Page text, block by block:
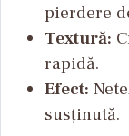
pierdere
Textură:
rapidă.
Efect:
susținută.